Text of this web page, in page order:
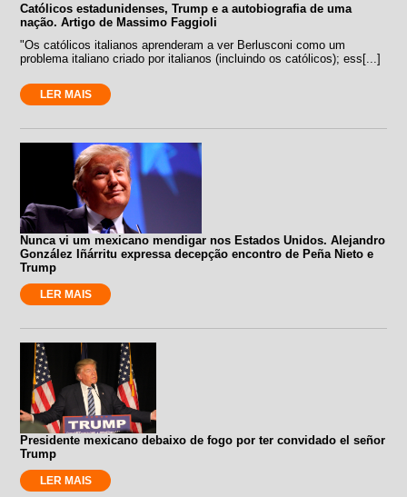
Católicos estadunidenses, Trump e a autobiografia de uma
nação. Artigo de Massimo Faggioli
"Os católicos italianos aprenderam a ver Berlusconi como um
problema italiano criado por italianos (incluindo os católicos); ess[...]
LER MAIS
Nunca vi um mexicano mendigar nos Estados Unidos. Alejandro
González Iñárritu expressa decepção encontro de Peña Nieto e
Trump
LER MAIS
Presidente mexicano debaixo de fogo por ter convidado el señor
Trump
LER MAIS